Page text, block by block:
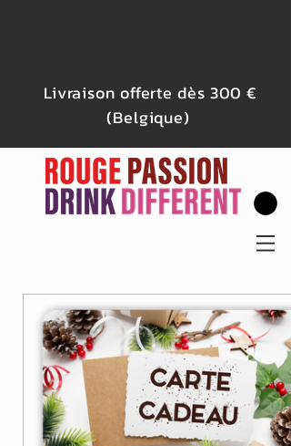
Livraison offerte dès 300 €
(Belgique)